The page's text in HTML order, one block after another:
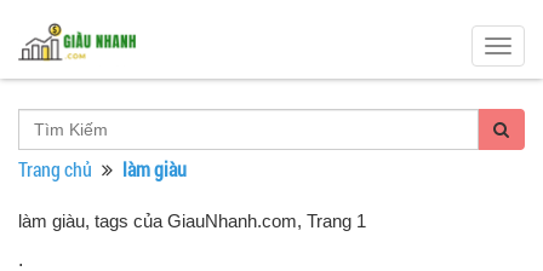
Trang chủ làm giàu
làm giàu, tags của GiauNhanh.com, Trang 1
.